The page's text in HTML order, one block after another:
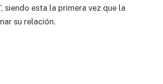
siendo esta la primera vez que la
su relación.